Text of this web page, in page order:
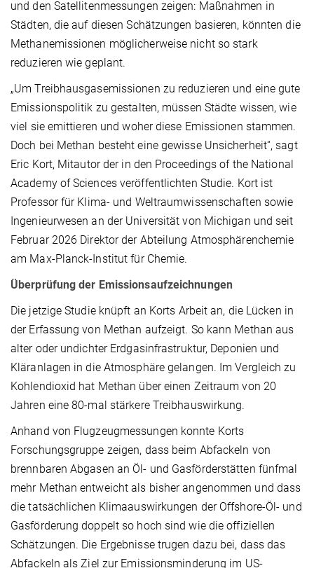
und den Satellitenmessungen zeigen: Maßnahmen in
Städten, die auf diesen Schätzungen basieren, könnten die
Methanemissionen möglicherweise nicht so stark
reduzieren wie geplant.
„Um Treibhausgasemissionen zu reduzieren und eine gute
Emissionspolitik zu gestalten, müssen Städte wissen, wie
viel sie emittieren und woher diese Emissionen stammen.
Doch bei Methan besteht eine gewisse Unsicherheit“, sagt
Eric Kort, Mitautor der in den Proceedings of the National
Academy of Sciences veröffentlichten Studie. Kort ist
Professor für Klima- und Weltraumwissenschaften sowie
Ingenieurwesen an der Universität von Michigan und seit
Februar 2026 Direktor der Abteilung Atmosphärenchemie
am Max-Planck-Institut für Chemie.
Überprüfung der Emissionsaufzeichnungen
Die jetzige Studie knüpft an Korts Arbeit an, die Lücken in
der Erfassung von Methan aufzeigt. So kann Methan aus
alter oder undichter Erdgasinfrastruktur, Deponien und
Kläranlagen in die Atmosphäre gelangen. Im Vergleich zu
Kohlendioxid hat Methan über einen Zeitraum von 20
Jahren eine 80-mal stärkere Treibhauswirkung.
Anhand von Flugzeugmessungen konnte Korts
Forschungsgruppe zeigen, dass beim Abfackeln von
brennbaren Abgasen an Öl- und Gasförderstätten fünfmal
mehr Methan entweicht als bisher angenommen und dass
die tatsächlichen Klimaauswirkungen der Offshore-Öl- und
Gasförderung doppelt so hoch sind wie die offiziellen
Schätzungen. Die Ergebnisse trugen dazu bei, dass das
Abfackeln als Ziel zur Emissionsminderung im US-